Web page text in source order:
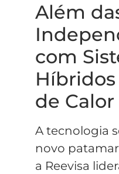
Além
com
de Calor
A tecnologia
novo
a Reevisa